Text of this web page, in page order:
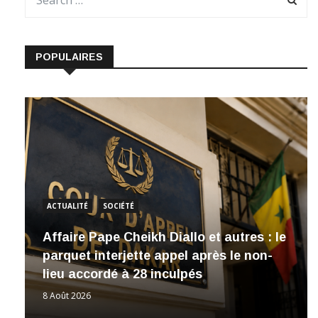
POPULAIRES
ACTUALITÉ SOCIÉTÉ
Affaire Pape Cheikh Diallo et autres : le
parquet interjette appel après le non-
lieu accordé à 28 inculpés
8 Août 2026